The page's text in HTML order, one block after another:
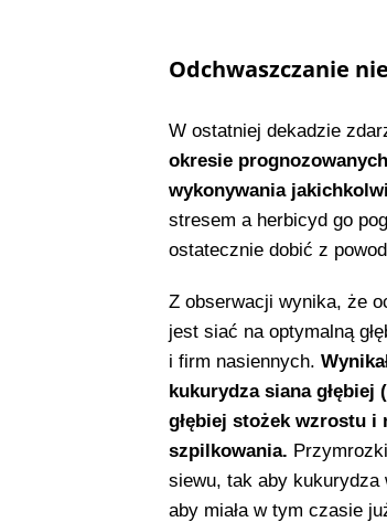
Odchwaszczanie
W ostatniej dekadzie
okresie
wykonywania
stresem a herbicyd go
ostatecznie dobić z
Z obserwacji wynika, że
jest siać na optymalną
i firm nasiennych.
kukurydza siana głębiej
głębiej stożek wzrostu i
szpilkowania.
siewu, tak aby kukurydza
aby miała w tym czasie